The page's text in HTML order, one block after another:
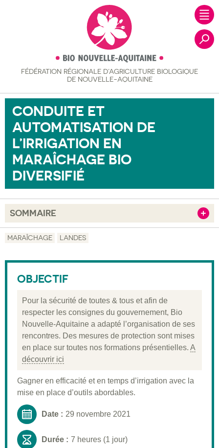
FÉDÉRATION RÉGIONALE D’AGRICULTURE BIOLOGIQUE
DE NOUVELLE-AQUITAINE
CONDUITE ET
AUTOMATISATION DE
L’IRRIGATION EN
MARAÎCHAGE BIO
DIVERSIFIÉ
SOMMAIRE
Objectif
Validation
Moyens pédagogiques
Informations pratiques
MARAÎCHAGE LANDES
OBJECTIF
Pour la sécurité de toutes & tous et afin de
respecter les consignes du gouvernement, Bio
Nouvelle-Aquitaine a adapté l’organisation de ses
rencontres. Des mesures de protection sont mises
en place sur toutes nos formations présentielles. A
découvrir ici
Gagner en efficacité et en temps d’irrigation avec la
mise en place d’outils abordables.
Date : 29 novembre 2021
Durée : 7 heures (1 jour)